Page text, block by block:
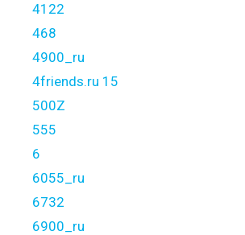
4122
468
4900_ru
4friends.ru 15
500Z
555
6
6055_ru
6732
6900_ru